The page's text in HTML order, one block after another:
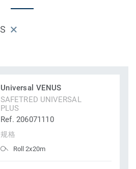
Universal VENUS
SAFETRED UNIVERSAL
PLUS
Ref. 206071110
规格
Roll 2x20m